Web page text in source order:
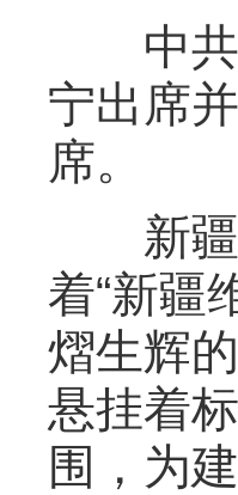
中共
宁出席
席。
新疆
着“新疆
熠生辉
悬挂着
围，为